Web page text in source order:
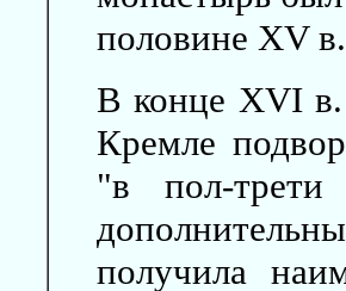
половине ХV в.
В конце XVI
Кремле
"в пол-
получила